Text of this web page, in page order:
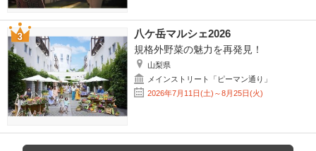
八ケ岳マルシェ2026
規格外野菜の魅力を再発見！
山梨県
メインストリート「ピーマン通り」
2026年7月11日(土)～8月25日(火)